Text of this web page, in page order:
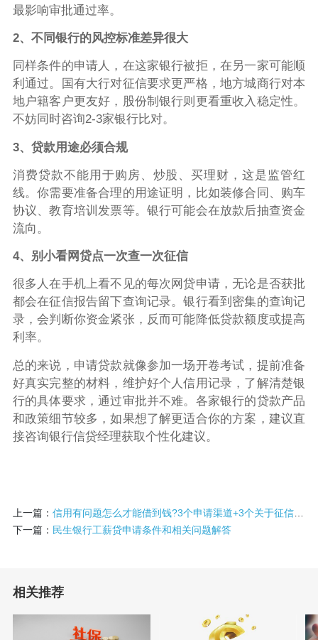
最影响审批通过率。
2、不同银行的风控标准差异很大
同样条件的申请人，在这家银行被拒，在另一家可能顺
利通过。国有大行对征信要求更严格，地方城商行对本
地户籍客户更友好，股份制银行则更看重收入稳定性。
不妨同时咨询2-3家银行比对。
3、贷款用途必须合规
消费贷款不能用于购房、炒股、买理财，这是监管红
线。你需要准备合理的用途证明，比如装修合同、购车
协议、教育培训发票等。银行可能会在放款后抽查资金
流向。
4、别小看网贷点一次查一次征信
很多人在手机上看不见的每次网贷申请，无论是否获批
都会在征信报告留下查询记录。银行看到密集的查询记
录，会判断你资金紧张，反而可能降低贷款额度或提高
利率。
总的来说，申请贷款就像参加一场开卷考试，提前准备
好真实完整的材料，维护好个人信用记录，了解清楚银
行的具体要求，通过审批并不难。各家银行的贷款产品
和政策细节较多，如果想了解更适合你的方案，建议直
接咨询银行信贷经理获取个性化建议。
上一篇： 信用有问题怎么才能借到钱?3个申请渠道+3个关于征信误区
下一篇： 民生银行工薪贷申请条件和相关问题解答
相关推荐